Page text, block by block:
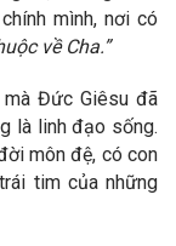
mình, nơi có
về Cha.”
mà Đức Giêsu đã
là linh đạo sống.
môn đệ, có con
tim của những